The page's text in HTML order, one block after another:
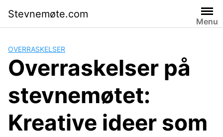
content
Stevnemøte.com
Menu
OVERRASKELSER
Overraskelser på
stevnemøtet:
Kreative ideer som